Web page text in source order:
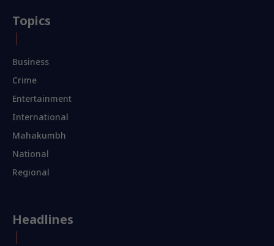
Topics
Business
Crime
Entertainment
International
Mahakumbh
National
Regional
Headlines